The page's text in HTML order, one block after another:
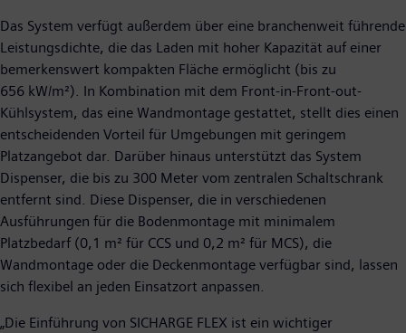
Das System verfügt außerdem über eine branchenweit führende
Leistungsdichte, die das Laden mit hoher Kapazität auf einer
bemerkenswert kompakten Fläche ermöglicht (bis zu
656 kW/m²). In Kombination mit dem Front-in-Front-out-
Kühlsystem, das eine Wandmontage gestattet, stellt dies einen
entscheidenden Vorteil für Umgebungen mit geringem
Platzangebot dar. Darüber hinaus unterstützt das System
Dispenser, die bis zu 300 Meter vom zentralen Schaltschrank
entfernt sind. Diese Dispenser, die in verschiedenen
Ausführungen für die Bodenmontage mit minimalem
Platzbedarf (0,1 m² für CCS und 0,2 m² für MCS), die
Wandmontage oder die Deckenmontage verfügbar sind, lassen
sich flexibel an jeden Einsatzort anpassen.
„Die Einführung von SICHARGE FLEX ist ein wichtiger